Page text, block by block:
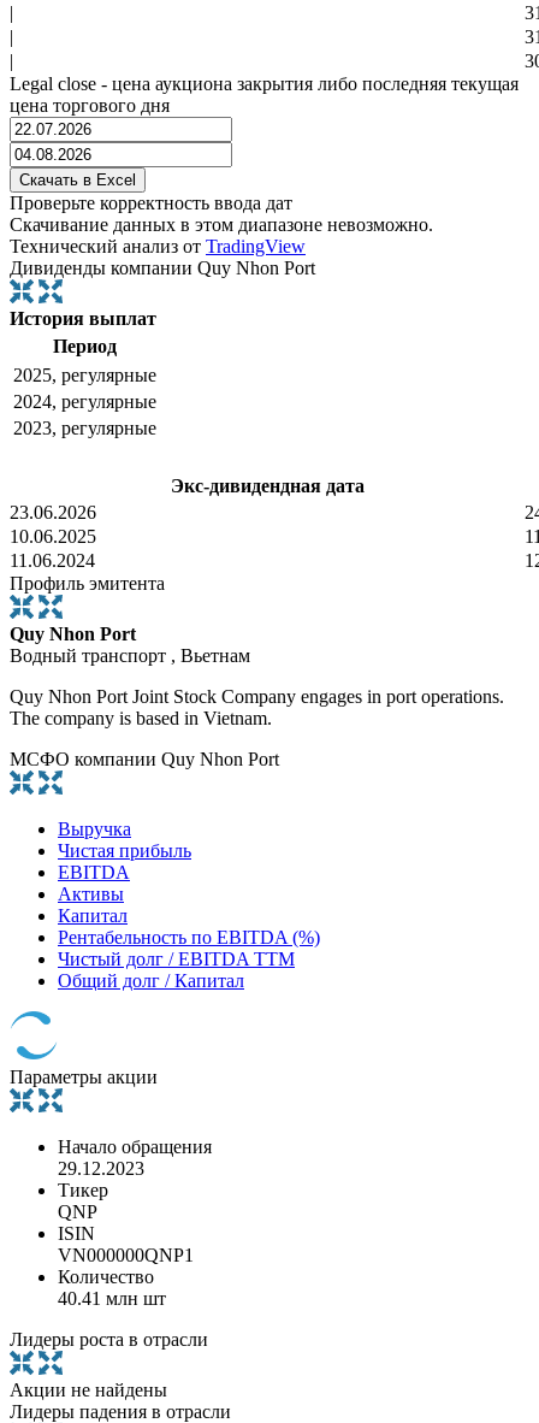
|
|
|
Legal close - цена аукциона закрытия либо последняя текущая
цена торгового дня
Проверьте корректность ввода дат
Скачивание данных в этом диапазоне невозможно.
Технический анализ от TradingView
Дивиденды компании Quy Nhon Port
История выплат
Период
2025, регулярные
2024, регулярные
2023, регулярные
Экс-дивидендная дата
23.06.2026
10.06.2025
11.06.2024
Профиль эмитента
Quy Nhon Port
Водный транспорт , Вьетнам
Quy Nhon Port Joint Stock Company engages in port operations.
The company is based in Vietnam.
МСФО компании Quy Nhon Port
Выручка
Чистая прибыль
EBITDA
Активы
Капитал
Рентабельность по EBITDA (%)
Чистый долг / EBITDA TTM
Общий долг / Капитал
Параметры акции
Начало обращения
29.12.2023
Тикер
QNP
ISIN
VN000000QNP1
Количество
40.41 млн шт
Лидеры роста в отрасли
Акции не найдены
Лидеры падения в отрасли